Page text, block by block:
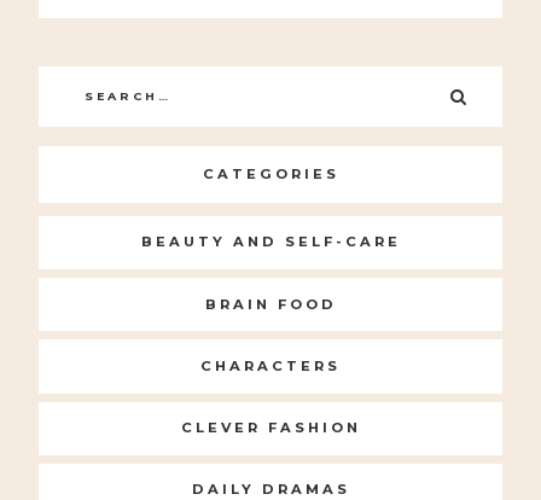
Search
for:
CATEGORIES
BEAUTY AND SELF-CARE
BRAIN FOOD
CHARACTERS
CLEVER FASHION
DAILY DRAMAS